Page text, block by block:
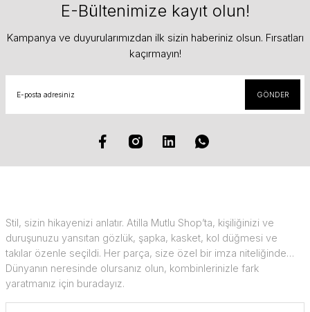
E-Bültenimize kayıt olun!
Kampanya ve duyurularımızdan ilk sizin haberiniz olsun. Fırsatları
kaçırmayın!
GÖNDER
Stil, sizin hikayenizi anlatır. Atilla Mutlu Shop’ta, kişiliğinizi ve
duruşunuzu yansıtan gözlük, şapka, kasket, kol düğmesi ve
takılar özenle seçildi. Her parça, size özel bir imza niteliğinde…
Dünyanın neresinde olursanız olun, kombinlerinizle fark
yaratmanız için buradayız.